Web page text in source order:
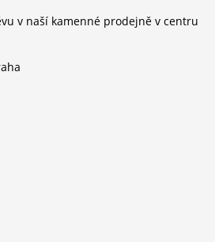
v naší kamenné prodejně v centru